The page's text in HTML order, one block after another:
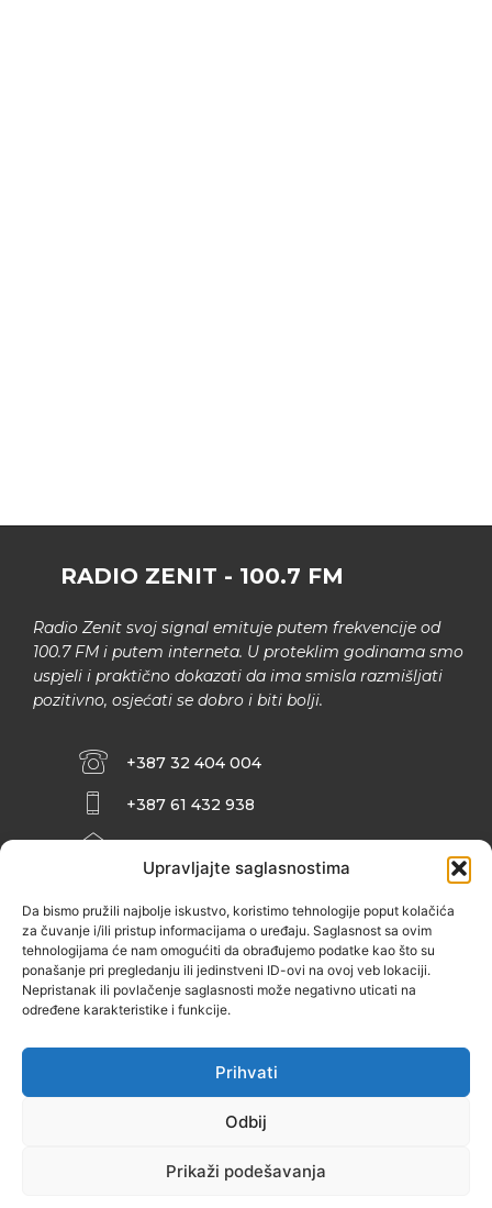
Upravljajte saglasnostima
Da bismo pružili najbolje iskustvo, koristimo tehnologije poput kolačića
za čuvanje i/ili pristup informacijama o uređaju. Saglasnost sa ovim
tehnologijama će nam omogućiti da obrađujemo podatke kao što su
ponašanje pri pregledanju ili jedinstveni ID-ovi na ovoj veb lokaciji.
Nepristanak ili povlačenje saglasnosti može negativno uticati na
određene karakteristike i funkcije.
Prihvati
Odbij
Prikaži podešavanja
RADIO ZENIT - 100.7 FM
Radio Zenit svoj signal emituje putem frekvencije od
100.7 FM i putem interneta. U proteklim godinama smo
uspjeli i praktično dokazati da ima smisla razmišljati
pozitivno, osjećati se dobro i biti bolji.
+387 32 404 004
+387 61 432 938
INFO@ZENIT.BA
ZENIČANKA, 3. SPRAT), 72000 ZENICA